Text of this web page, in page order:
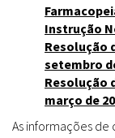
Instrução
Resolução
setembro
Resolução
março de
As informações